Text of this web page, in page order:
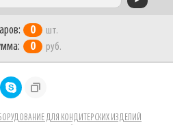
0 шт.
0 руб.
ДЛЯ КОНДИТЕРСКИХ ИЗДЕЛИЙ